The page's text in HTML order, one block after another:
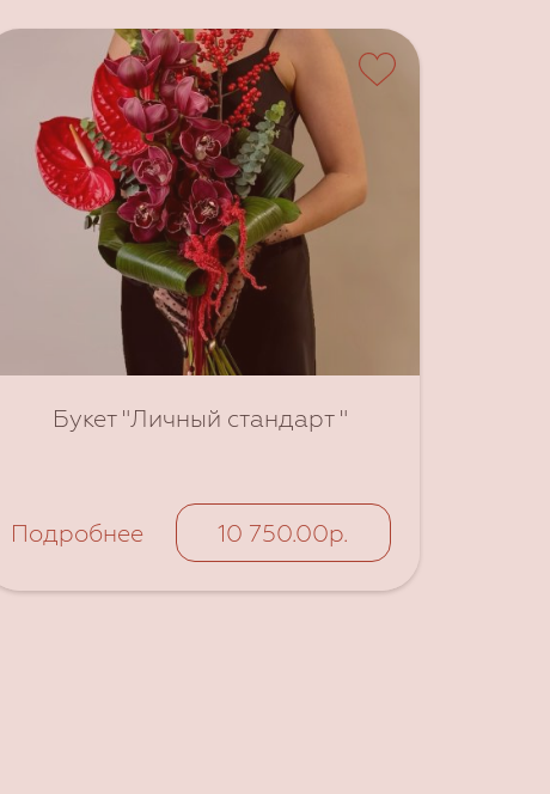
Букет "Личный стандарт "
Подробнее 10 750.00р.